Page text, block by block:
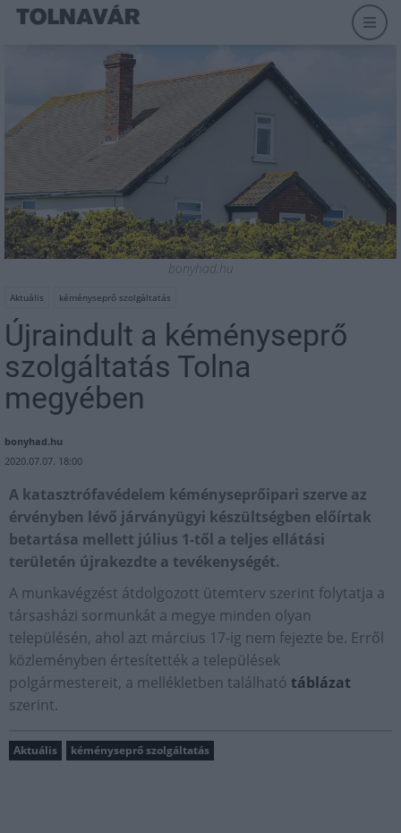
bonyhad.hu
Aktuális kéményseprő szolgáltatás
Újraindult a kéményseprő
szolgáltatás Tolna
megyében
bonyhad.hu
2020.07.07. 18:00
A katasztrófavédelem kéményseprőipari szerve az
érvényben lévő járványügyi készültségben előírtak
betartása mellett július 1-től a teljes ellátási
területén újrakezdte a tevékenységét.
A munkavégzést átdolgozott ütemterv szerint folytatja a
társasházi sormunkát a megye minden olyan
településén, ahol azt március 17-ig nem fejezte be. Erről
közleményben értesítették a települések
polgármestereit, a mellékletben található táblázat
szerint.
Aktuális kéményseprő szolgáltatás